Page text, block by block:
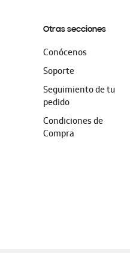
Otras secciones
Conócenos
Soporte
Seguimiento de tu
pedido
Condiciones de
Compra